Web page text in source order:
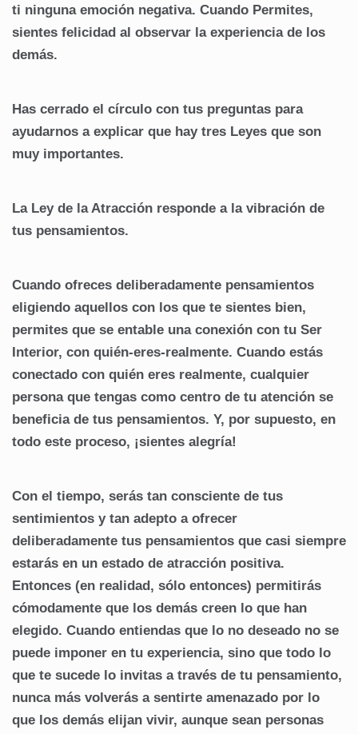
ti ninguna emoción negativa. Cuando Permites,
sientes felicidad al observar la experiencia de los
demás.
Has cerrado el círculo con tus preguntas para
ayudarnos a explicar que hay tres Leyes que son
muy importantes.
La Ley de la Atracción responde a la vibración de
tus pensamientos.
Cuando ofreces deliberadamente pensamientos
eligiendo aquellos con los que te sientes bien,
permites que se entable una conexión con tu Ser
Interior, con quién-eres-realmente. Cuando estás
conectado con quién eres realmente, cualquier
persona que tengas como centro de tu atención se
beneficia de tus pensamientos. Y, por supuesto, en
todo este proceso, ¡sientes alegría!
Con el tiempo, serás tan consciente de tus
sentimientos y tan adepto a ofrecer
deliberadamente tus pensamientos que casi siempre
estarás en un estado de atracción positiva.
Entonces (en realidad, sólo entonces) permitirás
cómodamente que los demás creen lo que han
elegido. Cuando entiendas que lo no deseado no se
puede imponer en tu experiencia, sino que todo lo
que te sucede lo invitas a través de tu pensamiento,
nunca más volverás a sentirte amenazado por lo
que los demás elijan vivir, aunque sean personas